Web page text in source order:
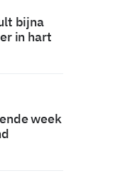
bijna
in hart
week